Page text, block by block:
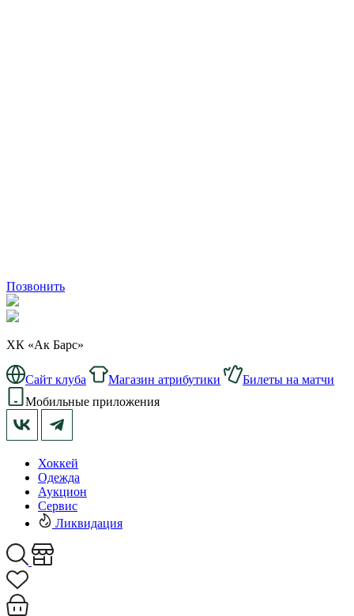
Позвонить
ХК «Ак Барс»
Сайт клуба Магазин атрибутики
Билеты на матчи
Мобильные приложения
Хоккей
Одежда
Аукцион
Сервис
Ликвидация